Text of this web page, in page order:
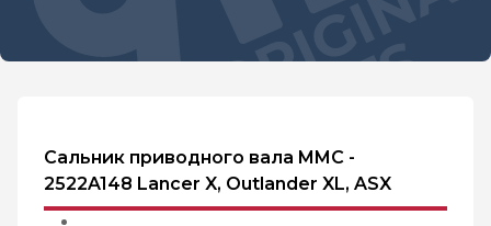
Сальник приводного вала MMC -
2522A148 Lancer X, Outlander XL, ASX